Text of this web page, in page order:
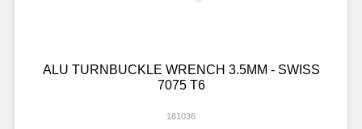
ALU TURNBUCKLE WRENCH 3.5MM - SWISS
7075 T6
181036